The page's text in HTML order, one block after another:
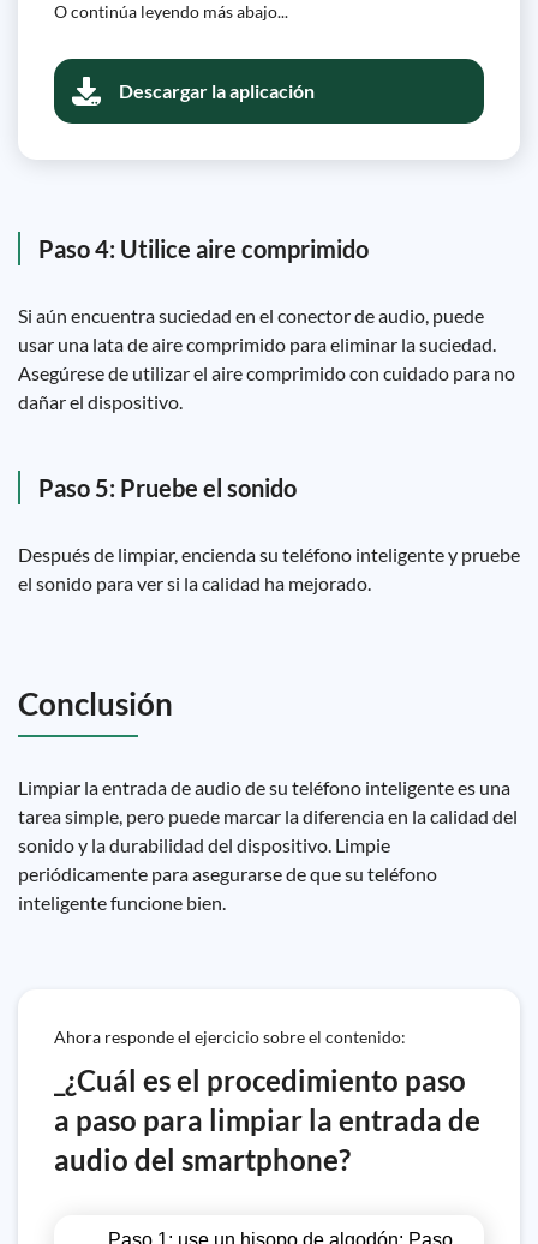
O continúa leyendo más abajo...
Descargar la aplicación
Paso 4: Utilice aire comprimido
Si aún encuentra suciedad en el conector de audio, puede
usar una lata de aire comprimido para eliminar la suciedad.
Asegúrese de utilizar el aire comprimido con cuidado para no
dañar el dispositivo.
Paso 5: Pruebe el sonido
Después de limpiar, encienda su teléfono inteligente y pruebe
el sonido para ver si la calidad ha mejorado.
Conclusión
Limpiar la entrada de audio de su teléfono inteligente es una
tarea simple, pero puede marcar la diferencia en la calidad del
sonido y la durabilidad del dispositivo. Limpie
periódicamente para asegurarse de que su teléfono
inteligente funcione bien.
Ahora responde el ejercicio sobre el contenido:
_¿Cuál es el procedimiento paso
a paso para limpiar la entrada de
audio del smartphone?
Paso 1: use un hisopo de algodón; Paso